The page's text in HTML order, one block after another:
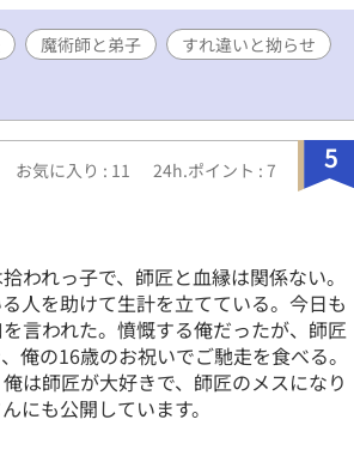
魔術師と弟子
すれ違いと拗らせ
5
お気に入り : 11 24h.ポイント : 7
われっ子で、師匠と血縁は関係ない。
人を助けて生計を立てている。今日も
言われた。憤慨する俺だったが、師匠
俺の16歳のお祝いでご馳走を食べる。
は師匠が大好きで、師匠のメスになり
にも公開しています。